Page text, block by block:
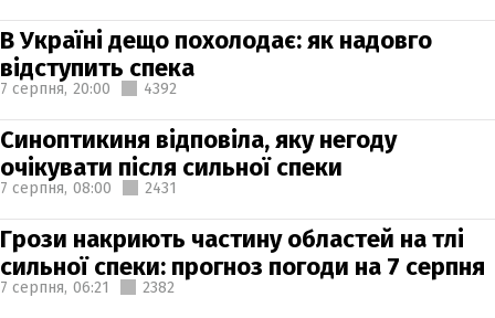
В Україні дещо похолодає: як надовго
відступить спека
7 серпня, 20:00 4392
Синоптикиня відповіла, яку негоду
очікувати після сильної спеки
7 серпня, 08:00 2431
Грози накриють частину областей на тлі
сильної спеки: прогноз погоди на 7 серпня
7 серпня, 06:21 2382